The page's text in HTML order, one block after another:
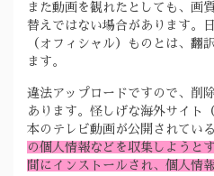
また動画を観れたとしても、画
替えではない場合があります。
（オフィシャル）ものとは、翻
ます。
違法アップロードですので、削
あります。怪しげな海外サイト
本のテレビ動画が公開されてい
の個人情報などを収集しようと
間にインストールされ、個人情